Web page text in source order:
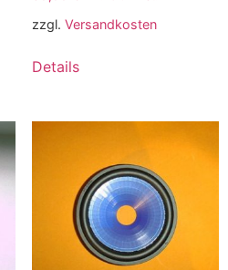
zzgl. Versandkosten
Details